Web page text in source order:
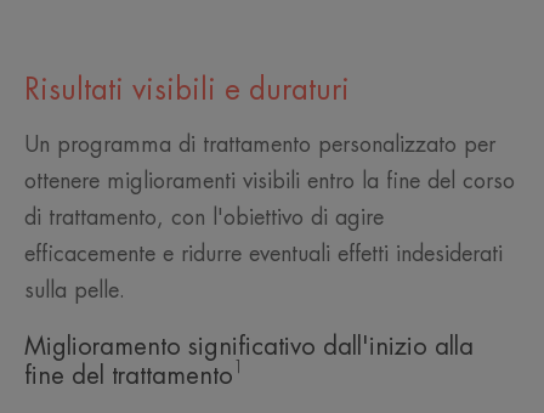
Risultati visibili e duraturi
Un programma di trattamento personalizzato per
ottenere miglioramenti visibili entro la fine del corso
di trattamento, con l'obiettivo di agire
efficacemente e ridurre eventuali effetti indesiderati
sulla pelle.
Miglioramento significativo dall'inizio alla
fine del trattamento 1